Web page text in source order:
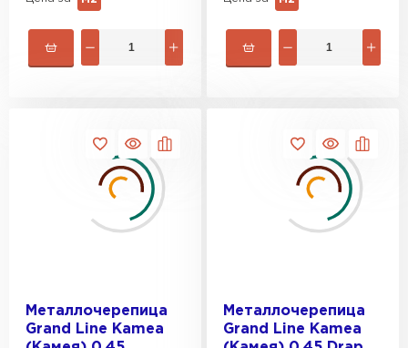
Металлочерепица
Grand Line Kamea
Металлочерепица
Grand Line Kamea
ПЕРЕЙТИ